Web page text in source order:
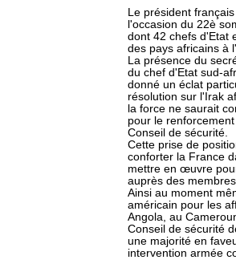
Le président
l'occasion du 22è
dont 42 chefs d'Etat
des pays africains à
La présence du
du chef d'Etat sud-
donné un éclat
résolution sur l'Irak
la force ne saurait
pour le
Conseil de sécurité.
Cette prise de
conforter la France
mettre en œuvre
auprès des
Ainsi au moment
américain pour les
Angola, au
Conseil de sécurité
une majorité en
intervention armée